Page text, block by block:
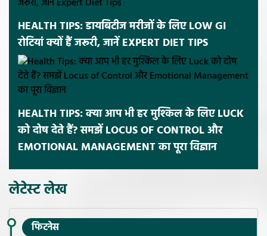
HEALTH TIPS: डायबिटीज मरीजों के लिए LOW GI
रोटियां क्यों हैं जरूरी, जानें EXPERT DIET TIPS
HEALTH TIPS: क्या आप भी हर मुश्किल के लिए LUCK
को दोष देते हैं? समझें LOCUS OF CONTROL और
EMOTIONAL MANAGEMENT का पूरा विज्ञान
लेटेस्ट लेख
फिटनेस